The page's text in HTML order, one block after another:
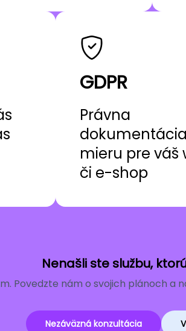
GDPR
Právna
mieru pre váš
či e-shop
Nenašli ste službu,
Povedzte nám o svojich plánoch a
Nezáväzná konzultácia